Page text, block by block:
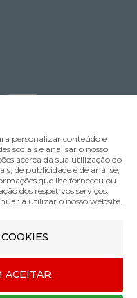
personalizar conteúdo e
sociais e analisar o nosso
acerca da sua utilização do
de publicidade e de análise,
que lhe forneceu ou
dos respetivos serviços.
a utilizar o nosso website.
ACEITAR